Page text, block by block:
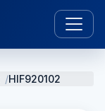
HIF920102